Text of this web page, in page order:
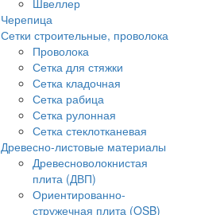
Швеллер
Черепица
Сетки строительные, проволока
Проволока
Сетка для стяжки
Сетка кладочная
Сетка рабица
Сетка рулонная
Сетка стеклотканевая
Древесно-листовые материалы
Древесноволокнистая
плита (ДВП)
Ориентированно-
стружечная плита (OSB)